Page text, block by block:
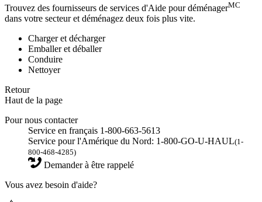
Trouvez des fournisseurs de services d'Aide pour déménagerMC
dans votre secteur et déménagez deux fois plus vite.
Charger et décharger
Emballer et déballer
Conduire
Nettoyer
Retour
Haut de la page
Pour nous contacter
Service en français 1-800-663-5613
Service pour l'Amérique du Nord: 1-800-GO-U-HAUL(1-
800-468-4285)
Demander à être rappelé
Vous avez besoin d'aide?